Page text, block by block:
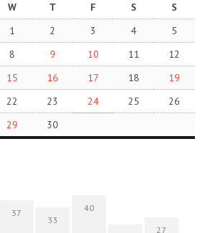
W T F S
S
1
2 3 4
5
8 9 10 11
12
15 16 17 18
19
22 23 24 25
26
29 30
37
33
40
27